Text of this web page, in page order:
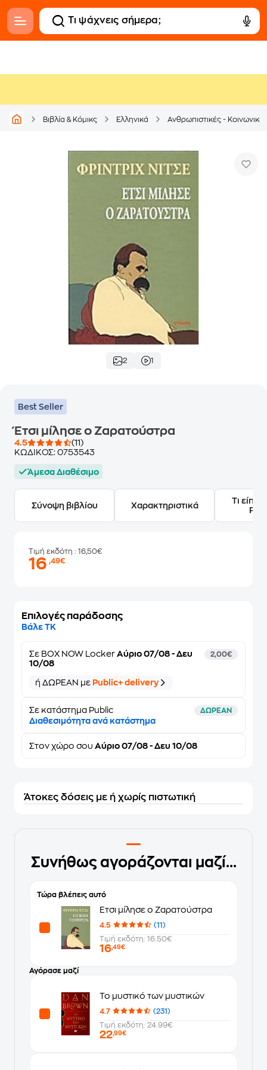
Βιβλία & Κόμικς Ελληνικά Ανθρωπιστικές -
2 1
Best Seller
Έτσι μίλησε ο Ζαρατούστρα
4.5
(11)
ΚΩΔΙΚΟΣ: 0753543
Άμεσα Διαθέσιμο
Σύνοψη βιβλίου Χαρακτηριστικά
Τι
Τιμή εκδότη : 16,50€
16,49€
Επιλογές παράδοσης
Βάλε ΤΚ
Σε BOX NOW Locker Αύριο 07/08 - Δευ
10/08
2,00€
ή ΔΩΡΕΑΝ με Public+ delivery
Σε κατάστημα Public ΔΩΡΕΑΝ
Διαθεσιμότητα ανά κατάστημα
Στον χώρο σου Αύριο 07/08 - Δευ 10/08
Άτοκες δόσεις με ή χωρίς πιστωτική
Συνήθως αγοράζονται μαζί...
Τώρα βλέπεις αυτό
Έτσι μίλησε ο Ζαρατούστρα
4.5
(11)
Τιμή εκδότη: 16.50€
16,49€
Αγόρασε μαζί
Το μυστικό των μυστικών
4.7
(231)
Τιμή εκδότη: 24.99€
22,99€